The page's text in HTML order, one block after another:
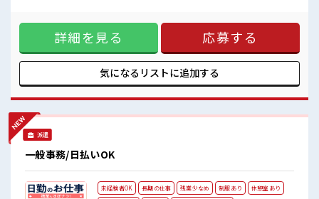
モチベーションもUP！
20代活躍中のフレッシュな職場です☆
仕事の合間の息抜きは休憩室で♪
囲気の職場≫ 明るすぎたり奇抜でなければ基本的に自由！
(規定有)≪ラクラク制服アリ≫ 制服があるので、 毎日の服装
の悩み解消♪ ≪未経験でも活躍できる≫ 新しいことにチャレ
ンジするのは不安だけど、 しっかり働く環境が整っていま
す！ イチからスキルUP・ステップUP目指していきましょ
活躍中のフレッシュな職場です☆ 仕事の合間の息抜きは休憩
室で♪
詳細を見る 応募する
気になるリストに追加する
派遣
一般事務/日払いOK
未経験者OK 長期の仕事 残業少なめ 制服あり
休憩室あり